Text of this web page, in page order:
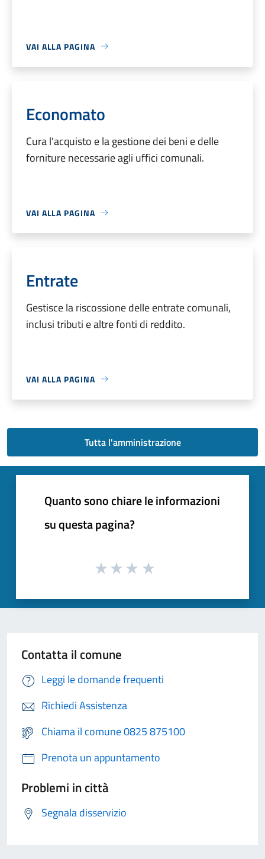
VAI ALLA PAGINA
Economato
Cura l'acquisto e la gestione dei beni e delle
forniture necessarie agli uffici comunali.
VAI ALLA PAGINA
Entrate
Gestisce la riscossione delle entrate comunali,
inclusi tributi e altre fonti di reddito.
VAI ALLA PAGINA
Tutta l'amministrazione
Quanto sono chiare le informazioni
su questa pagina?
Contatta il comune
Leggi le domande frequenti
Richiedi Assistenza
Chiama il comune 0825 875100
Prenota un appuntamento
Problemi in città
Segnala disservizio